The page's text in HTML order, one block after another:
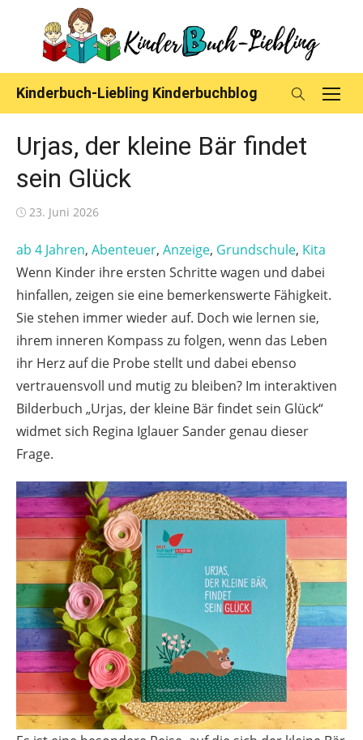
content
Kinderbuch-Liebling Kinderbuchblog
Urjas, der kleine Bär findet
sein Glück
Posted
23. Juni 2026
ab 4 Jahren, Abenteuer, Anzeige, Grundschule, Kita
Wenn Kinder ihre ersten Schritte wagen und dabei
hinfallen, zeigen sie eine bemerkenswerte Fähigkeit.
Sie stehen immer wieder auf. Doch wie lernen sie,
ihrem inneren Kompass zu folgen, wenn das Leben
ihr Herz auf die Probe stellt und dabei ebenso
vertrauensvoll und mutig zu bleiben? Im interaktiven
Bilderbuch „Urjas, der kleine Bär findet sein Glück“
widmet sich Regina Iglauer Sander genau dieser
Frage.